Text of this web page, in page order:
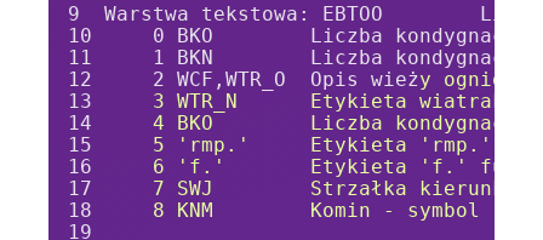
Warstwa tekstowa: EBTOO
0 BKO        Liczba kondygnacji
1 BKN        Liczba kondygnacji
2 WCF,WTR_O  Opis wieży
3 WTR_N      Etykieta wiatraku
4 BKO        Liczba kondygnacji
5 'rmp.'     Etykieta 'rmp.'
6 'f.'       Etykieta 'f.'
7 SWJ        Strzałka kierunku
8 KNM        Komin - symbol